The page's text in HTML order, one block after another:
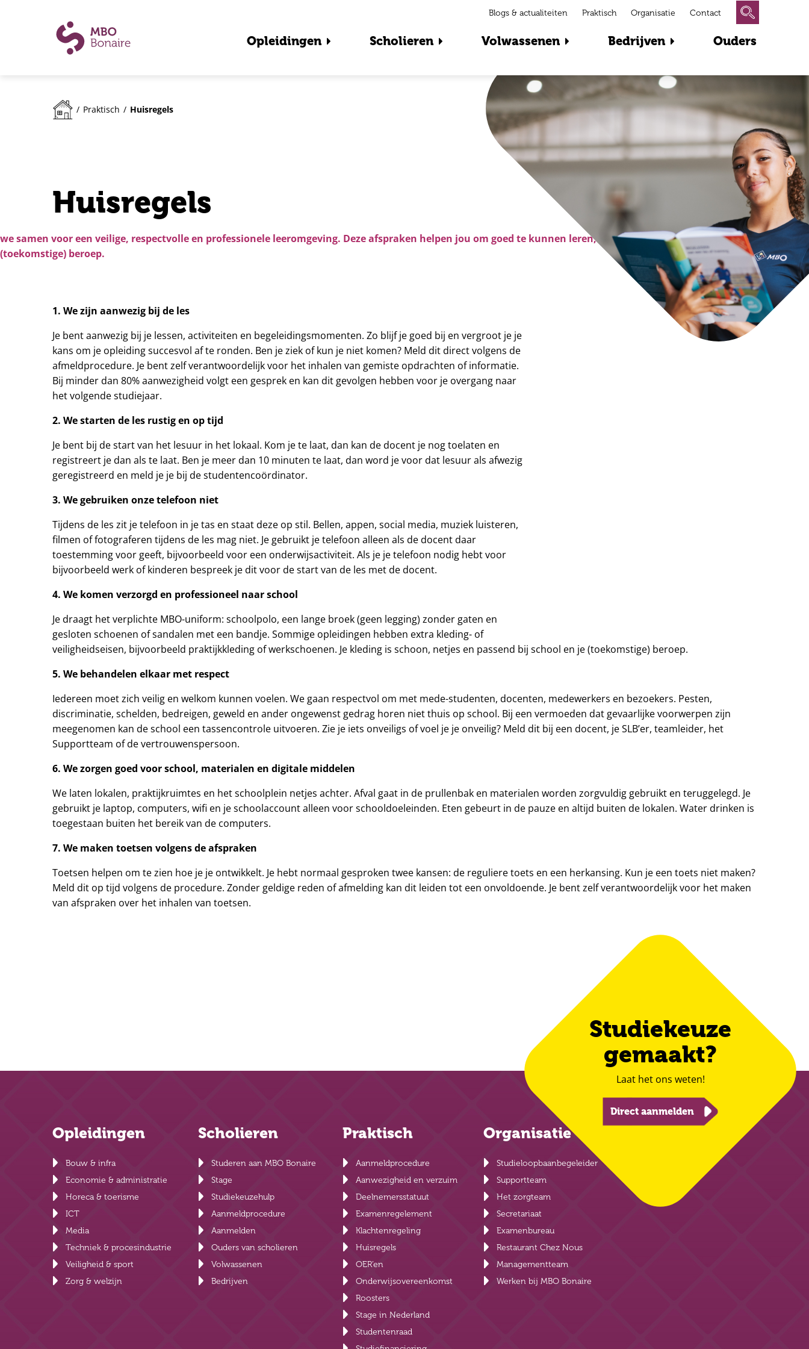
Opleidingen Scholieren Volwassenen Bedrijven Ouders
Blogs & actualiteiten Praktisch Organisatie Contact
/ Praktisch / Huisregels
Huisregels
Bij MBO
Bonaire
zorgen
we samen voor een veilige, respectvolle en professionele leeromgeving. Deze afspraken helpen jou om goed te kunnen leren, samenwerken en groeien richting je
(toekomstige) beroep.
1. We zijn aanwezig bij de les
Je bent aanwezig bij je lessen, activiteiten en begeleidingsmomenten. Zo blijf je goed bij en vergroot je je
kans om je opleiding succesvol af te ronden. Ben je ziek of kun je niet komen? Meld dit direct volgens de
afmeldprocedure. Je bent zelf verantwoordelijk voor het inhalen van gemiste opdrachten of informatie.
Bij minder dan 80% aanwezigheid volgt een gesprek en kan dit gevolgen hebben voor je overgang naar
het volgende studiejaar.
2. We starten de les rustig en op tijd
Je bent bij de start van het lesuur in het lokaal. Kom je te laat, dan kan de docent je nog toelaten en
registreert je dan als te laat. Ben je meer dan 10 minuten te laat, dan word je voor dat lesuur als afwezig
geregistreerd en meld je je bij de studentencoördinator.
3. We gebruiken onze telefoon niet
Tijdens de les zit je telefoon in je tas en staat deze op stil. Bellen, appen, social media, muziek luisteren,
filmen of fotograferen tijdens de les mag niet. Je gebruikt je telefoon alleen als de docent daar
toestemming voor geeft, bijvoorbeeld voor een onderwijsactiviteit. Als je je telefoon nodig hebt voor
bijvoorbeeld werk of kinderen bespreek je dit voor de start van de les met de docent.
4. We komen verzorgd en professioneel naar school
Je draagt het verplichte MBO-uniform: schoolpolo, een lange broek (geen legging) zonder gaten en
gesloten schoenen of sandalen met een bandje. Sommige opleidingen hebben extra kleding- of
veiligheidseisen, bijvoorbeeld praktijkkleding of werkschoenen. Je kleding is schoon, netjes en passend bij school en je (toekomstige) beroep.
5. We behandelen elkaar met respect
Iedereen moet zich veilig en welkom kunnen voelen. We gaan respectvol om met mede-studenten, docenten, medewerkers en bezoekers. Pesten,
discriminatie, schelden, bedreigen, geweld en ander ongewenst gedrag horen niet thuis op school. Bij een vermoeden dat gevaarlijke voorwerpen zijn
meegenomen kan de school een tassencontrole uitvoeren. Zie je iets onveiligs of voel je je onveilig? Meld dit bij een docent, je SLB’er, teamleider, het
Supportteam of de vertrouwenspersoon.
6. We zorgen goed voor school, materialen en digitale middelen
We laten lokalen, praktijkruimtes en het schoolplein netjes achter. Afval gaat in de prullenbak en materialen worden zorgvuldig gebruikt en teruggelegd. Je
gebruikt je laptop, computers, wifi en je schoolaccount alleen voor schooldoeleinden. Eten gebeurt in de pauze en altijd buiten de lokalen. Water drinken is
toegestaan buiten het bereik van de computers.
7. We maken toetsen volgens de afspraken
Toetsen helpen om te zien hoe je je ontwikkelt. Je hebt normaal gesproken twee kansen: de reguliere toets en een herkansing. Kun je een toets niet maken?
Meld dit op tijd volgens de procedure. Zonder geldige reden of afmelding kan dit leiden tot een onvoldoende. Je bent zelf verantwoordelijk voor het maken
van afspraken over het inhalen van toetsen.
Studiekeuze
gemaakt?
Laat het ons weten!
Direct aanmelden
Opleidingen
Bouw & infra
Economie & administratie
Horeca & toerisme
ICT
Media
Techniek & procesindustrie
Veiligheid & sport
Zorg & welzijn
Scholieren
Studeren aan MBO Bonaire
Stage
Studiekeuzehulp
Aanmeldprocedure
Aanmelden
Ouders van scholieren
Volwassenen
Bedrijven
Praktisch
Aanmeldprocedure
Aanwezigheid en verzuim
Deelnemersstatuut
Examenregelement
Klachtenregeling
Huisregels
OER’en
Onderwijsovereenkomst
Roosters
Stage in Nederland
Studentenraad
Organisatie
Studieloopbaanbegeleider
Supportteam
Het zorgteam
Secretariaat
Examenbureau
Restaurant Chez Nous
Managementteam
Werken bij MBO Bonaire